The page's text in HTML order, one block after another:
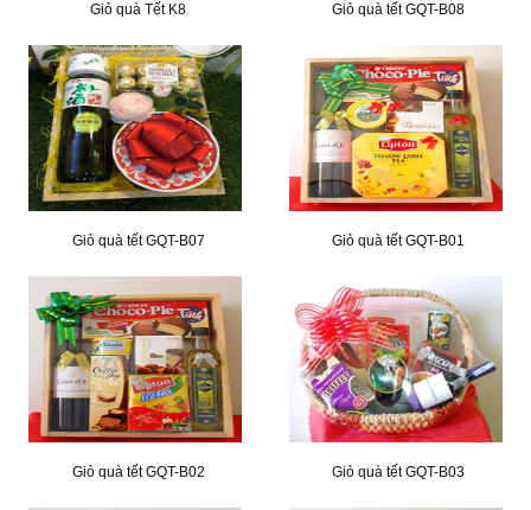
Giỏ quà Tết K8 Giỏ quà tết GQT-B08
Giỏ quà tết GQT-B07 Giỏ quà tết GQT-B01
Giỏ quà tết GQT-B02 Giỏ quà tết GQT-B03